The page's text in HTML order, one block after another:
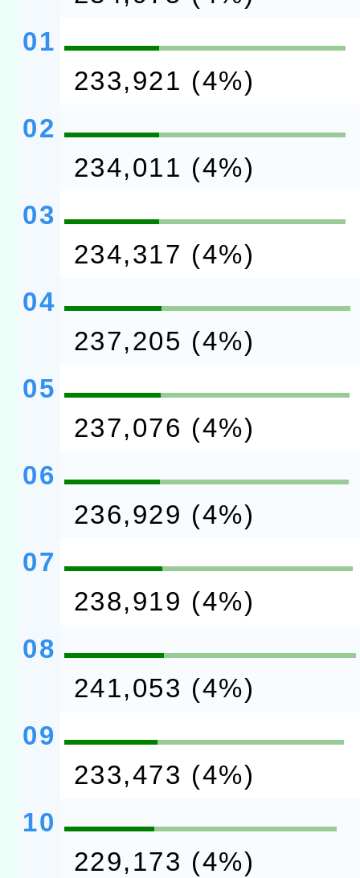
01
233,921 (4%)
02
234,011 (4%)
03
234,317 (4%)
04
237,205 (4%)
05
237,076 (4%)
06
236,929 (4%)
07
238,919 (4%)
08
241,053 (4%)
09
233,473 (4%)
10
229,173 (4%)